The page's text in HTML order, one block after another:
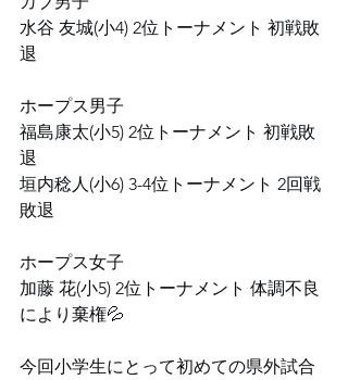
⁡水谷 友城(小4) 2位トーナメント 初戦敗
退⁡
⁡⁡⁡ホープス男子⁡
⁡福島康太(小5) 2位トーナメント 初戦敗
退⁡
⁡垣内稔人(小6) 3-4位トーナメント 2回戦
敗退⁡
⁡⁡ホープス女子⁡
⁡加藤 花(小5) 2位トーナメント 体調不良
により棄権💦⁡
⁡⁡今回小学生にとって初めての県外試合